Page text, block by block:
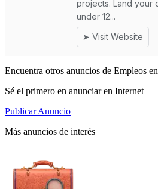
Encuentra otros anuncios de Empleos
Sé el primero en anunciar en Internet
Publicar Anuncio
Más anuncios de interés